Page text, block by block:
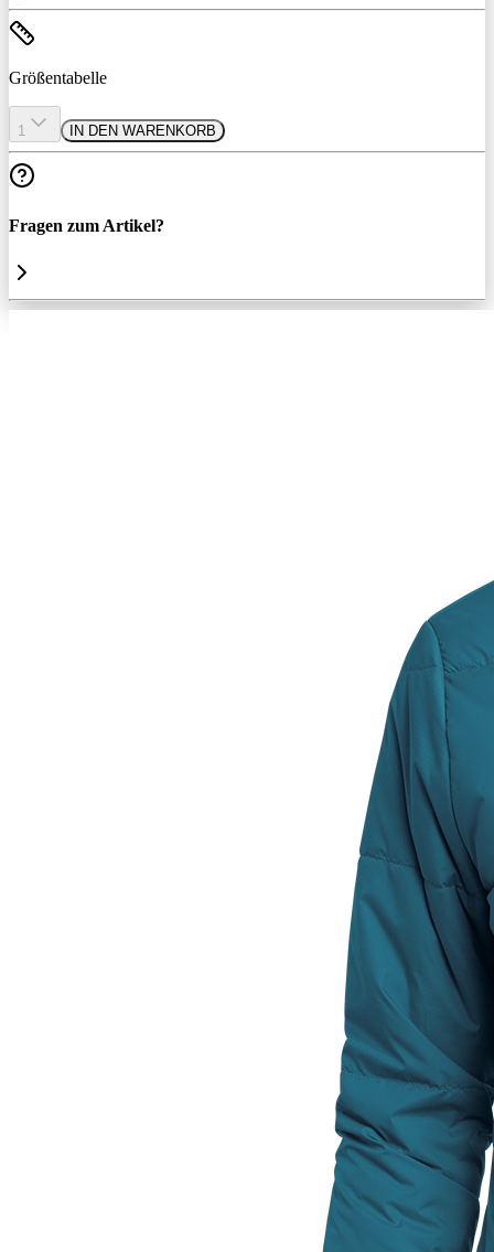
Größentabelle
1 IN DEN WARENKORB
Fragen zum Artikel?